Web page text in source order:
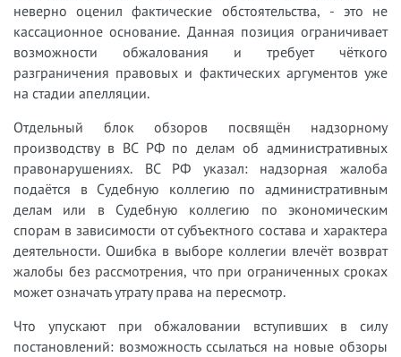
неверно оценил фактические обстоятельства, - это не
кассационное основание. Данная позиция ограничивает
возможности обжалования и требует чёткого
разграничения правовых и фактических аргументов уже
на стадии апелляции.
Отдельный блок обзоров посвящён надзорному
производству в ВС РФ по делам об административных
правонарушениях. ВС РФ указал: надзорная жалоба
подаётся в Судебную коллегию по административным
делам или в Судебную коллегию по экономическим
спорам в зависимости от субъектного состава и характера
деятельности. Ошибка в выборе коллегии влечёт возврат
жалобы без рассмотрения, что при ограниченных сроках
может означать утрату права на пересмотр.
Что упускают при обжаловании вступивших в силу
постановлений: возможность ссылаться на новые обзоры